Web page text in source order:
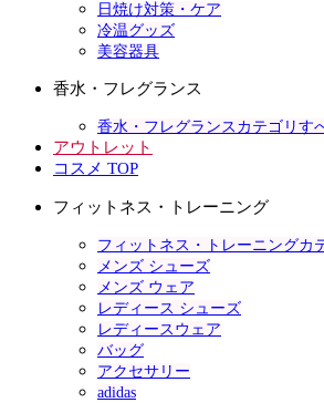
日焼け対策・ケア
冷温グッズ
美容器具
香水・フレグランス
香水・フレグランスカテゴリす
アウトレット
コスメ TOP
フィットネス・トレーニング
フィットネス・トレーニングカ
メンズ シューズ
メンズ ウェア
レディース シューズ
レディースウェア
バッグ
アクセサリー
adidas